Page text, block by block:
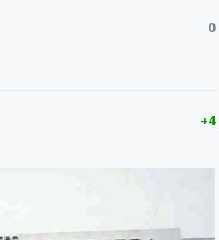
0
+4